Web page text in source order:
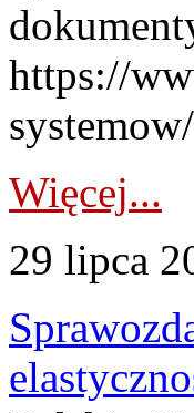
https://
Więcej...
29 lipca